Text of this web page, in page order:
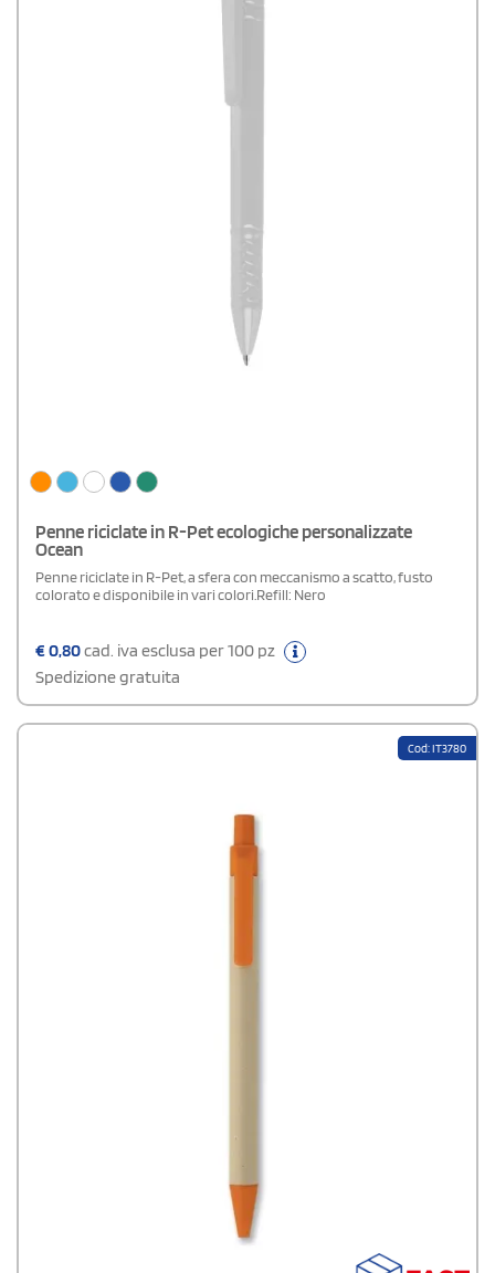
Penne riciclate in R-Pet ecologiche personalizzate
Ocean
Penne riciclate in R-Pet, a sfera con meccanismo a scatto, fusto
colorato e disponibile in vari colori.Refill: Nero
€0,80cad. iva esclusa per 100 pz
Spedizione gratuita
Cod: IT3780